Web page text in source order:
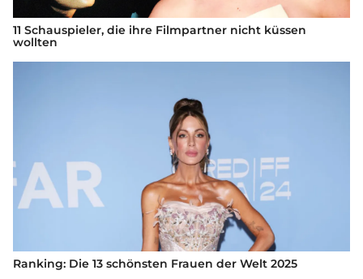
11 Schauspieler, die ihre Filmpartner nicht küssen
wollten
Ranking: Die 13 schönsten Frauen der Welt 2025